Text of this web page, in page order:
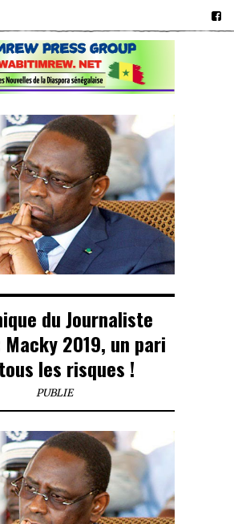
du Journaliste
2019, un pari
les risques !
PUBLIE